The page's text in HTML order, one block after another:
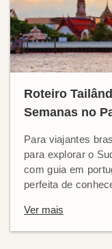
Roteiro
Semanas no
Para viajantes
para explorar o
com guia em
perfeita de
Ver mais